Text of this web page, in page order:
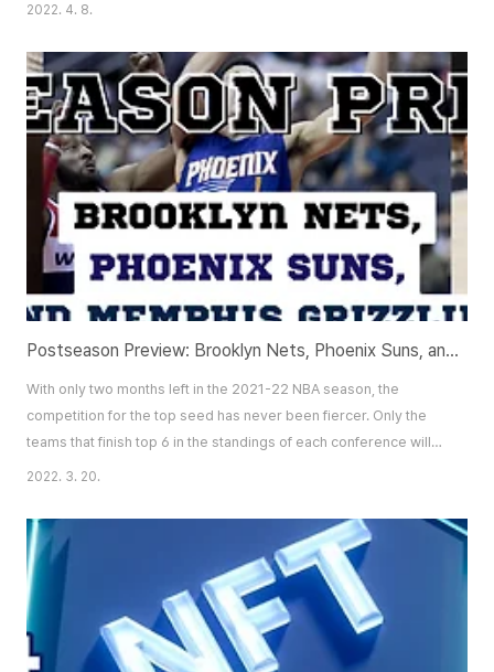
디어에 집착하면서도 나 자신이 “노모포비아”라고 알아차리지 못한다. 노모포
비아는 no mobile + phobia(공포)의 합성어이다. 휴대폰을 휴대하고 있지
않거나 눈에 보이지 않으면 생기는 불안 증세이다. 그렇지만 휴대폰을 항시 가
지고 있기 때문에 누구나 크게 이것을 자각하지 못한다. 아침에 일어나 당연히
휴대폰을 켜보고 알림이 ..
2022. 4. 8.
Postseason Preview: Brooklyn Nets, Phoenix Suns, and Memphis Grizzlies
With only two months left in the 2021-22 NBA season, the
competition for the top seed has never been fiercer. Only the
teams that finish top 6 in the standings of each conference will
be guaranteed a playoff spot. With the season soon coming to
push as I go over recent trades, injuries, and my personal
prospects. 1. Brooklyn Nets ..
2022. 3. 20.